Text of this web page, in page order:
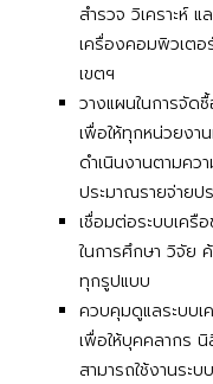
สำรวจ วิเคราะห์
เครื่องคอมพิวเต
เขตฯ
วางแผนในการจั
เพื่อให้ทุกหน่วยงา
ดำเนินงานตามคว
ประมาณรายจ่ายป
เชื่อมต่อระบบเครื
ในการศึกษา วิจัย
ทุกรูปแบบ
ควบคุมดูแลระบบเ
เพื่อให้บุคคลากร
สามารถใช้งานระ